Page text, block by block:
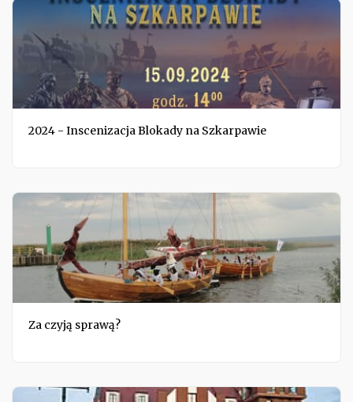
2024 - Inscenizacja Blokady na Szkarpawie
Za czyją sprawą?